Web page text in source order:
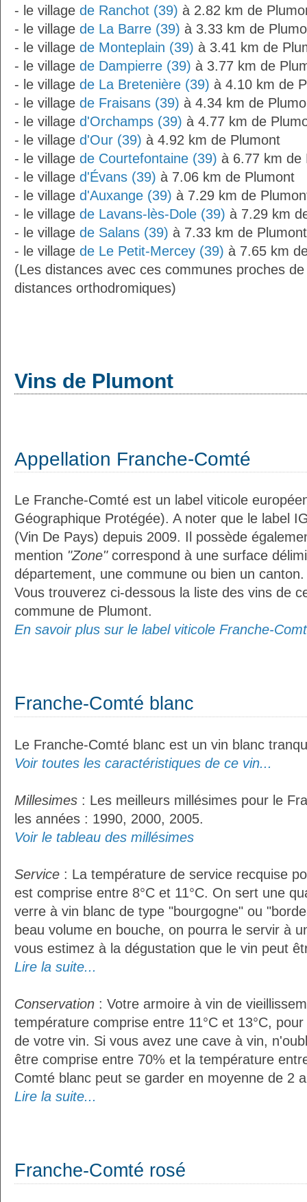
- le village de Ranchot (39) à 2.82 km de
- le village de La Barre (39) à 3.33 km de
- le village de Monteplain (39) à 3.41 km de
- le village de Dampierre (39) à 3.77 km de
- le village de La Bretenière (39) à 4.10 km de
- le village de Fraisans (39) à 4.34 km de
- le village d'Orchamps (39) à 4.77 km de
- le village d'Our (39) à 4.92 km de Plumont
- le village de Courtefontaine (39) à 6.77 km de
- le village d'Évans (39) à 7.06 km de Plumont
- le village d'Auxange (39) à 7.29 km de
- le village de Lavans-lès-Dole (39) à 7.29 km
- le village de Salans (39) à 7.33 km de Plumont
- le village de Le Petit-Mercey (39) à 7.65 km
(Les distances avec ces communes proches
distances orthodromiques)
Vins de Plumont
Appellation Franche-Comté
Le Franche-Comté est un label viticole
Géographique Protégée). A noter que le label
(Vin De Pays) depuis 2009. Il possède
mention "Zone"correspond à une surface
département, une commune ou bien un canton.
Vous trouverez ci-dessous la liste des vins de
commune de Plumont.
En savoir plus sur le label viticole Franche-
Franche-Comté blanc
Le Franche-Comté blanc est un vin blanc
Voir toutes les caractéristiques de ce vin...
Millesimes : Les meilleurs millésimes pour le
les années : 1990, 2000, 2005.
Voir le tableau des millésimes
Service : La température de service recquise
est comprise entre 8°C et 11°C. On sert une
verre à vin blanc de type "bourgogne" ou
beau volume en bouche, on pourra le servir à
vous estimez à la dégustation que le vin peut
Lire la suite...
Conservation : Votre armoire à vin de
température comprise entre 11°C et 13°C,
de votre vin. Si vous avez une cave à vin,
être comprise entre 70% et la température
Comté blanc peut se garder en moyenne de 2
Lire la suite...
Franche-Comté rosé